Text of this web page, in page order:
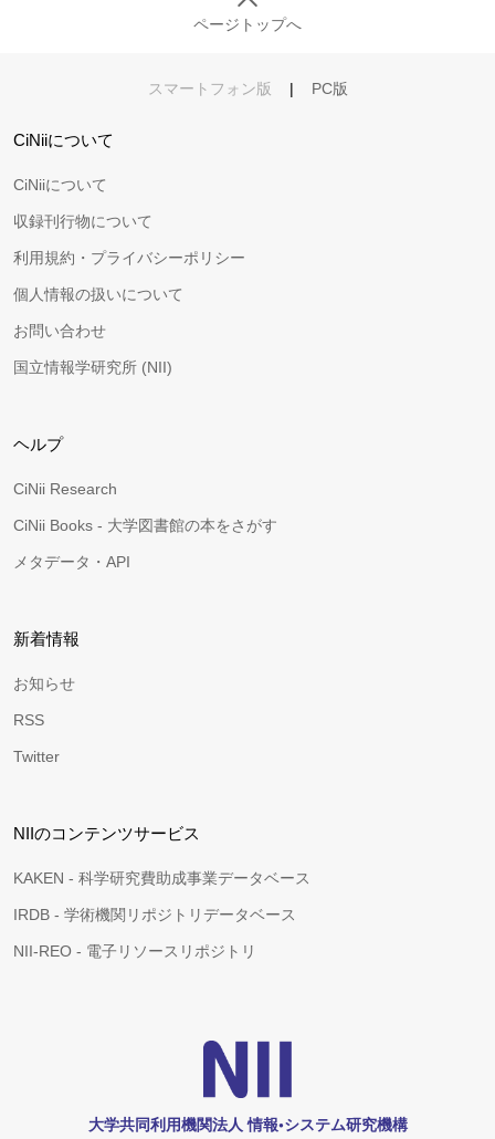
ページトップへ
スマートフォン版 | PC版
CiNiiについて
CiNiiについて
収録刊行物について
利用規約・プライバシーポリシー
個人情報の扱いについて
お問い合わせ
国立情報学研究所 (NII)
ヘルプ
CiNii Research
CiNii Books - 大学図書館の本をさがす
メタデータ・API
新着情報
お知らせ
RSS
Twitter
NIIのコンテンツサービス
KAKEN - 科学研究費助成事業データベース
IRDB - 学術機関リポジトリデータベース
NII-REO - 電子リソースリポジトリ
大学共同利用機関法人 情報•システム研究機構